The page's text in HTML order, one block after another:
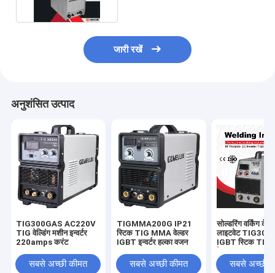
जारी रखें
अनुशंसित उत्पाद
TIG300GAS AC220V
TIG वेल्डिंग मशीन इन्वर्टर
220amps करंट
सबसे अच्छी कीमत
TIGMMA200G IP21
स्टिक TIG MMA वेल्डर
IGBT इन्वर्टर हल्का वजन
सबसे अच्छी कीमत
सोल्डरिंग वर्किंग के
लाइटवेट
IGBT स्टिक TIG
सबसे अच्छी